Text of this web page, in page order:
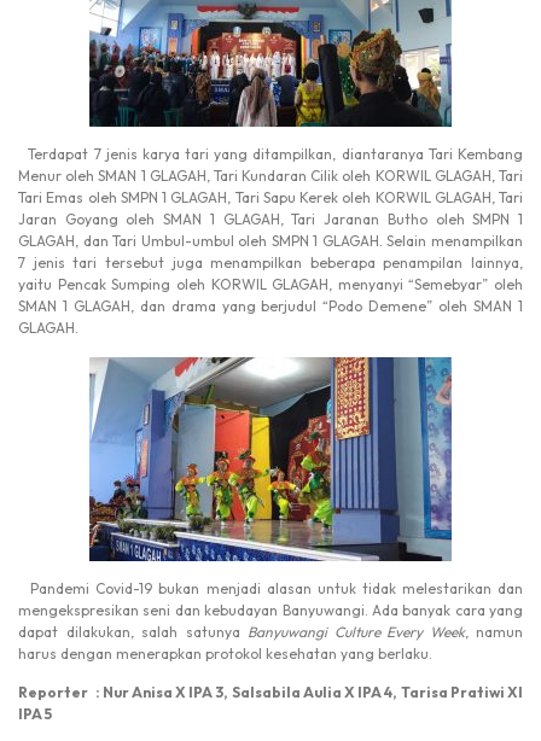
Terdapat 7 jenis karya tari yang ditampilkan, diantaranya Tari Kembang
Menur oleh SMAN 1 GLAGAH, Tari Kundaran Cilik oleh KORWIL GLAGAH, Tari
Tari Emas oleh SMPN 1 GLAGAH, Tari Sapu Kerek oleh KORWIL GLAGAH, Tari
Jaran Goyang oleh SMAN 1 GLAGAH, Tari Jaranan Butho oleh SMPN 1
GLAGAH, dan Tari Umbul-umbul oleh SMPN 1 GLAGAH. Selain menampilkan
7 jenis tari tersebut juga menampilkan beberapa penampilan lainnya,
yaitu Pencak Sumping oleh KORWIL GLAGAH, menyanyi “Semebyar” oleh
SMAN 1 GLAGAH, dan drama yang berjudul “Podo Demene” oleh SMAN 1
GLAGAH.
Pandemi Covid-19 bukan menjadi alasan untuk tidak melestarikan dan
mengekspresikan seni dan kebudayan Banyuwangi. Ada banyak cara yang
dapat dilakukan, salah satunya Banyuwangi Culture Every Week, namun
harus dengan menerapkan protokol kesehatan yang berlaku.
Reporter : Nur Anisa X IPA 3, Salsabila Aulia X IPA 4, Tarisa Pratiwi XI
IPA 5